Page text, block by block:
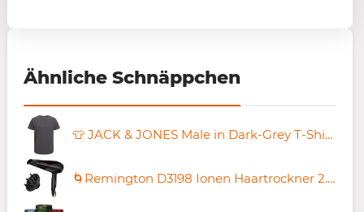
Ähnliche Schnäppchen
👕 JACK & JONES Male in Dark-Grey T-Shirt in XS bis 2XL für 8,99€ (statt 14€)
🌀Remington D3198 Ionen Haartrockner 2.200 Watt für 16,98€ (statt 23€)